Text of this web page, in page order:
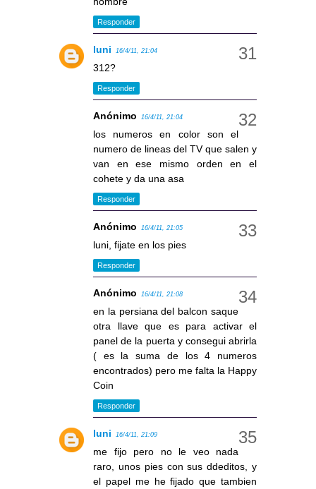
Responder
luni 16/4/11, 21:04
312?
Responder
Anónimo 16/4/11, 21:04
los numeros en color son el
numero de lineas del TV que salen y
van en ese mismo orden en el
cohete y da una asa
Responder
Anónimo 16/4/11, 21:05
luni, fijate en los pies
Responder
Anónimo 16/4/11, 21:08
en la persiana del balcon saque
otra llave que es para activar el
panel de la puerta y consegui abrirla
( es la suma de los 4 numeros
encontrados) pero me falta la Happy
Coin
Responder
luni 16/4/11, 21:09
me fijo pero no le veo nada
raro, unos pies con sus ddeditos, y
el papel me he fijado que tambien